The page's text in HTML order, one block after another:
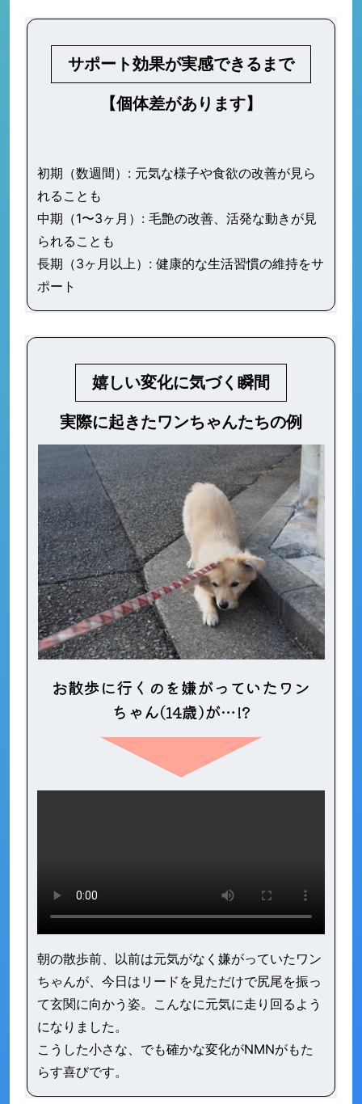
サポート効果が実感できるまで
【個体差があります】
初期（数週間）: 元気な様子や食欲の改善が見ら
れることも
中期（1〜3ヶ月）: 毛艶の改善、活発な動きが見
られることも
長期（3ヶ月以上）: 健康的な生活習慣の維持をサ
ポート
嬉しい変化に気づく瞬間
実際に起きたワンちゃんたちの例
お散歩に行くのを嫌がっていたワン
ちゃん(14歳)が…!?
朝の散歩前、以前は元気がなく嫌がっていたワン
ちゃんが、今日はリードを見ただけで尻尾を振っ
て玄関に向かう姿。こんなに元気に走り回るよう
になりました。
こうした小さな、でも確かな変化がNMNがもた
らす喜びです。